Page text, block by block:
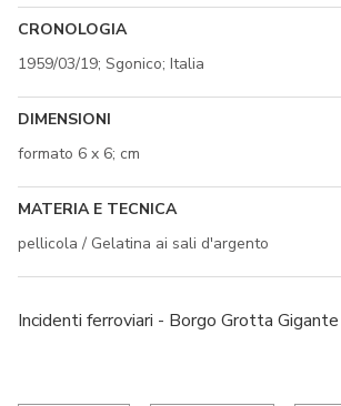
CRONOLOGIA
1959/03/19; Sgonico; Italia
DIMENSIONI
formato 6 x 6; cm
MATERIA E TECNICA
pellicola / Gelatina ai sali d'argento
Incidenti ferroviari - Borgo Grotta Gigante